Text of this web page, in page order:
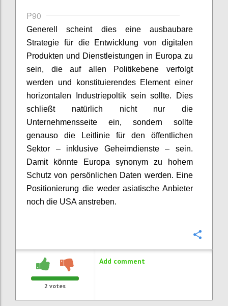
P90
Generell scheint dies eine ausbaubare
Strategie für die Entwicklung von digitalen
Produkten und Dienstleistungen in Europa zu
sein, die auf allen Politikebene verfolgt
werden und konstituierendes Element einer
horizontalen Industriepoltik sein sollte. Dies
schließt natürlich nicht nur die
Unternehmensseite ein, sondern sollte
genauso die Leitlinie für den öffentlichen
Sektor – inklusive Geheimdienste – sein.
Damit könnte Europa synonym zu hohem
Schutz von persönlichen Daten werden. Eine
Positionierung die weder asiatische Anbieter
noch die USA anstreben.
2 votes
Add comment